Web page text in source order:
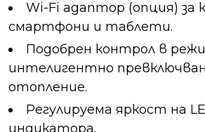
Wi-Fi адаптор (опция) за
смартфони и таблети.
Подобрен контрол в
интелигентно
отопление.
Регулируема яркост на
индикатора.